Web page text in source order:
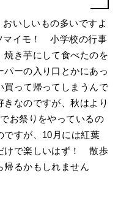
いしいもの多いですよ
マイモ！ 小学校の行事
焼き芋にして食べたのを
パーの入り口とかにあっ
って帰ってしまうんで
なのですが、秋はより
お祭りをやっているの
ですが、10月には紅葉
けで楽しいはず！ 散歩
帰るかもしれません